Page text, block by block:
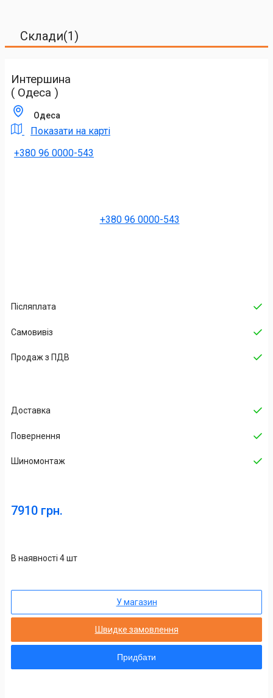
Склади(1)
Интершина
( Одеса )
Одеса
Показати на карті
+380 96 0000-543
+380 96 0000-543
Післяплата
Самовивіз
Продаж з ПДВ
Доставка
Повернення
Шиномонтаж
7910 грн.
В наявності 4 шт
У магазин
Швидке замовлення
Придбати